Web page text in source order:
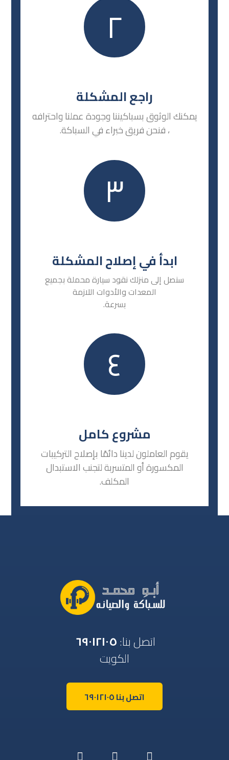
٢
راجع المشكلة
يمكنك الوثوق بسباكيننا وجودة عملنا واحترافه
، فنحن فريق خبراء في السباكة.
٣
ابدأ في إصلاح المشكلة
سنصل إلى منزلك نقود سيارة محملة بجميع
المعدات والأدوات اللازمة
بسرعة.
٤
مشروع كامل
يقوم العاملون لدينا دائمًا بإصلاح التركيبات
المكسورة أو المتسربة لتجنب الاستبدال
المكلف.
اتصل بنا:٦٩٠١٢١٠٥
الكويت
اتصل بنا ٦٩٠١٢١٠٥